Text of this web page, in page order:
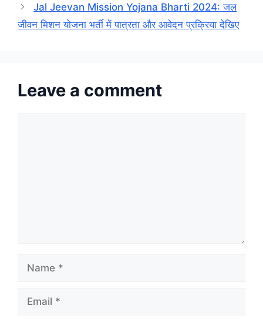
Jal Jeevan Mission Yojana Bharti 2024: जल
जीवन मिशन योजना भर्ती में पात्रता और आवेदन प्रक्रिया देखिए
Leave a comment
Name
Email